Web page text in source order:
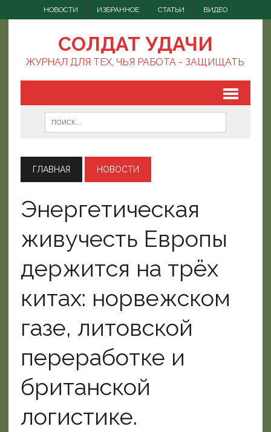
НОВОСТИ ИЗБРАННОЕ СТАТЬИ ВИДЕО
СОЛДАТ УДАЧИ
ЖУРНАЛ ДЛЯ ТЕХ, ЧЬЯ РАБОТА - ЗАЩИЩАТЬ
ГЛАВНАЯ НОВОСТИ
Энергетическая
живучесть Европы
держится на трёх
китах: норвежском
газе, литовской
переработке и
британской
логистике.